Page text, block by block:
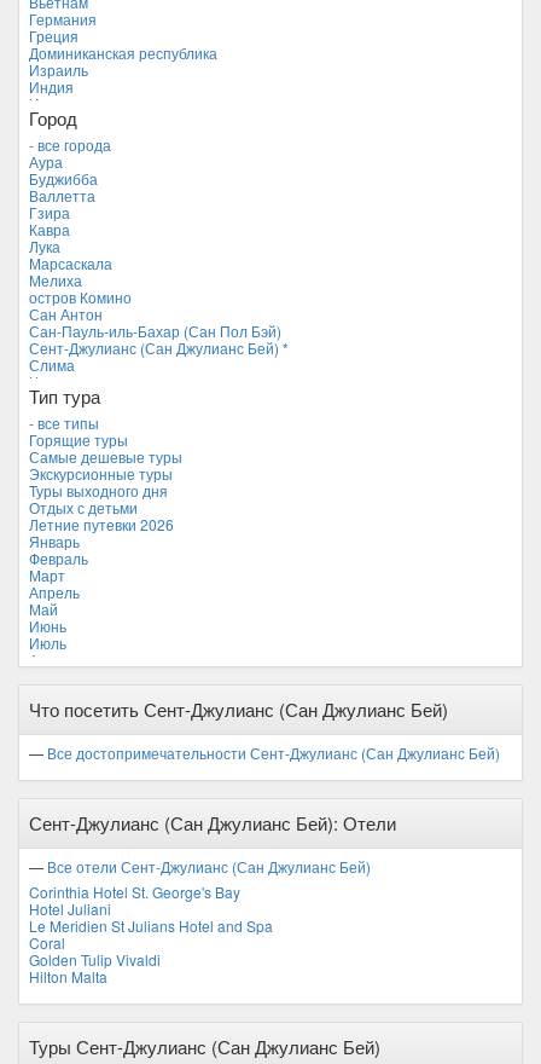
Германия
Греция
Доминиканская республика
Израиль
Индия
Индонезия
Иордания
Италия
Камбоджа
Кипр
Куба
Мальдивские острова
Мальта *
Новая Зеландия
Объединенные Арабские Эмираты
Перу
Россия
Таиланд
Тунис
Турция
Финляндия
Франция
Хорватия
Черногория
Чехия
Город
- все города
Аура
Буджибба
Валлетта
Гзира
Кавра
Лука
Марсаскала
Мелиха
остров Комино
Сан Антон
Сан-Пауль-иль-Бахар (Сан Пол Бэй)
Сент-Джулианс (Сан Джулианс Бей) *
Слима
Чиркева
Тип тура
- все типы
Горящие туры
Самые дешевые туры
Экскурсионные туры
Туры выходного дня
Отдых с детьми
Летние путевки 2026
Январь
Февраль
Март
Апрель
Май
Июнь
Июль
Август
Ноябрь
Что посетить Сент-Джулианс (Сан Джулианс Бей)
— Все достопримечательности Сент-Джулианс (Сан Джулианс Бей)
Сент-Джулианс (Сан Джулианс Бей): Отели
— Все отели Сент-Джулианс (Сан Джулианс Бей)
Corinthia Hotel St. George's Bay
Hotel Juliani
Le Meridien St Julians Hotel and Spa
Coral
Golden Tulip Vivaldi
Hilton Malta
Туры Сент-Джулианс (Сан Джулианс Бей)